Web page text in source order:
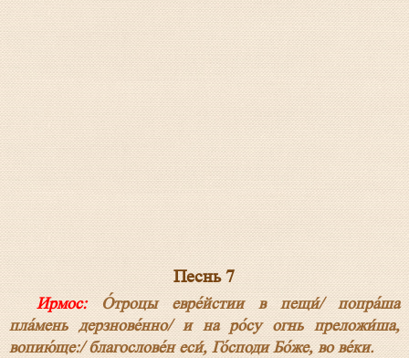
Песнь 7
Ирмос:О́троцы евре́йстии в пещи́/ попра́ша
пла́мень дерзнове́нно/ и на ро́су огнь преложи́ша,
вопию́ще:/ благослове́н еси́, Го́споди Бо́же, во ве́ки.